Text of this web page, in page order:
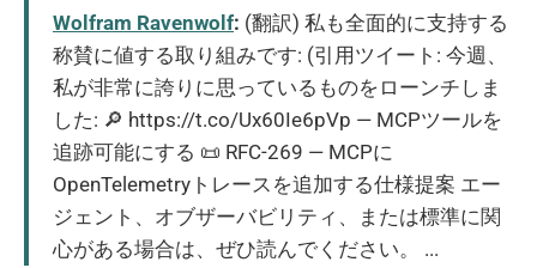
Wolfram Ravenwolf: (翻訳) 私も全面的に支持する
称賛に値する取り組みです: (引用ツイート: 今週、
私が非常に誇りに思っているものをローンチしま
した: 🔎 https://t.co/Ux60Ie6pVp — MCPツールを
追跡可能にする 📜 RFC-269 — MCPに
OpenTelemetryトレースを追加する仕様提案 エー
ジェント、オブザーバビリティ、または標準に関
心がある場合は、ぜひ読んでください。 ...